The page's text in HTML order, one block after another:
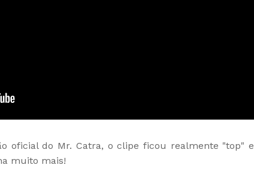
oficial do Mr. Catra, o clipe ficou realmente "top" e
muito mais!